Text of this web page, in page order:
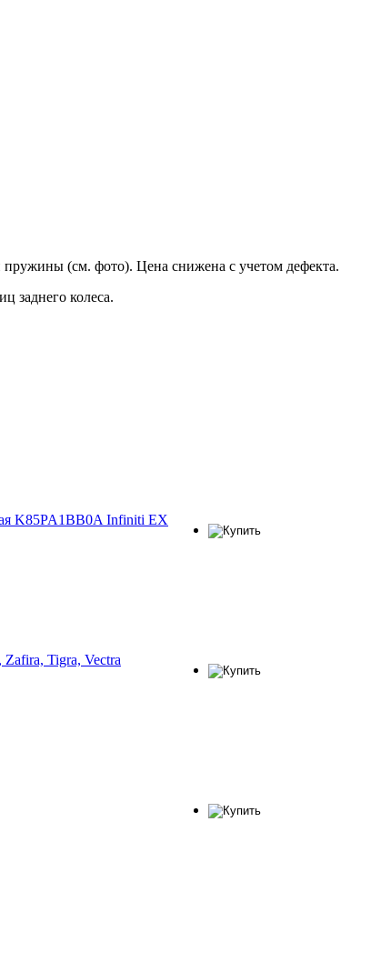
(см. фото). Цена снижена с учетом дефекта.
заднего колеса.
K85PA1BB0A Infiniti ЕХ
Zafira, Tigra, Vectra